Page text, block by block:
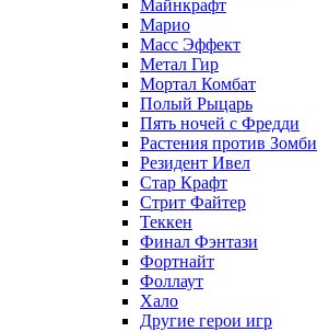
Майнкрафт
Марио
Масс Эффект
Метал Гир
Мортал Комбат
Полый Рыцарь
Пять ночей с Фредди
Растения против Зомби
Резидент Ивел
Стар Крафт
Стрит Файтер
Теккен
Финал Фэнтази
Фортнайт
Фоллаут
Хало
Другие герои игр